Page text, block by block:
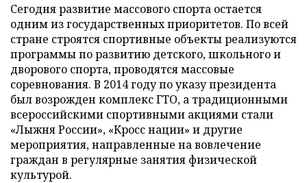
Сегодня развитие массового спорта остается
одним из государственных приоритетов. По всей
стране строятся спортивные объекты реализуются
программы по развитию детского, школьного и
дворового спорта, проводятся массовые
соревнования. В 2014 году по указу президента
был возрожден комплекс ГТО, а традиционными
всероссийскими спортивными акциями стали
«Лыжня России», «Кросс нации» и другие
мероприятия, направленные на вовлечение
граждан в регулярные занятия физической
культурой.